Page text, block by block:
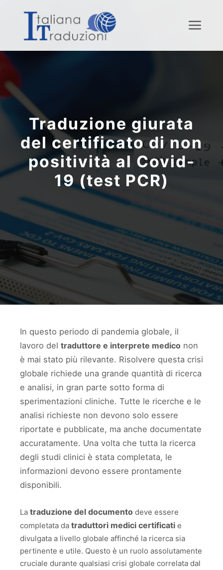
Traduzione giurata
del certificato di non
positività al Covid-
19 (test PCR)
In questo periodo di pandemia globale, il
lavoro del traduttore e interprete medico non
è mai stato più rilevante. Risolvere questa crisi
globale richiede una grande quantità di ricerca
e analisi, in gran parte sotto forma di
sperimentazioni cliniche. Tutte le ricerche e le
analisi richieste non devono solo essere
riportate e pubblicate, ma anche documentate
accuratamente. Una volta che tutta la ricerca
degli studi clinici è stata completata, le
informazioni devono essere prontamente
disponibili.
La traduzione del documento deve essere
completata da traduttori medici certificati e
divulgata a livello globale affinché la ricerca sia
pertinente e utile. Questo è un ruolo assolutamente
cruciale durante qualsiasi crisi globale correlata dal